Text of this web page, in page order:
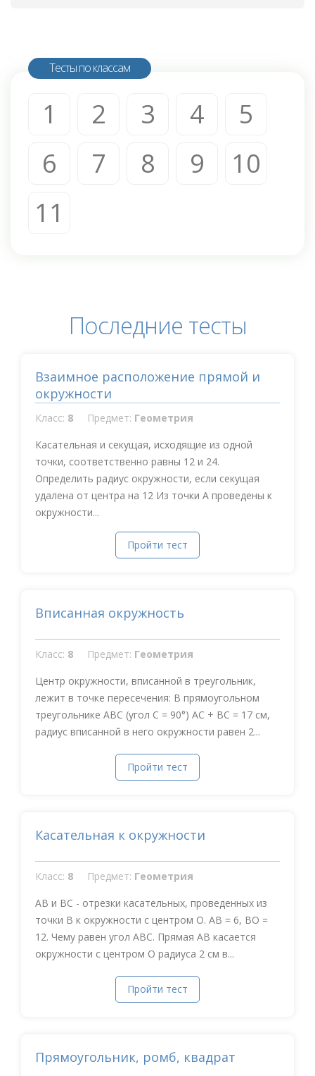
Тесты по классам
1 2 3 4
5
6
7 8 9
10
11
Последние тесты
Взаимное расположение прямой и
окружности
Класс: 8 Предмет: Геометрия
Касательная и секущая, исходящие из одной
точки, соответственно равны 12 и 24.
Определить радиус окружности, если секущая
удалена от центра на 12 Из точки А проведены к
окружности...
Пройти тест
Вписанная окружность
Класс: 8 Предмет: Геометрия
Центр окружности, вписанной в треугольник,
лежит в точке пересечения: В прямоугольном
треугольнике АВС (угол С = 90°) АС + ВС = 17 см,
радиус вписанной в него окружности равен 2...
Пройти тест
Касательная к окружности
Класс: 8 Предмет: Геометрия
АВ и ВС - отрезки касательных, проведенных из
точки В к окружности с центром О. АВ = 6, ВО =
12. Чему равен угол АВС. Прямая АВ касается
окружности с центром О радиуса 2 см в...
Пройти тест
Прямоугольник, ромб, квадрат